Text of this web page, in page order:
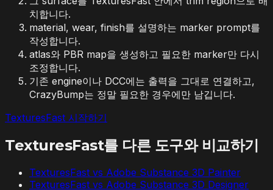
치합니다.
material, wear, finish를 설명하는 marker prompt를
작성합니다.
atlas와 PBR map을 생성하고 필요한 marker만 다시
조정합니다.
기존 engine이나 DCC에는 출력을 그대로 연결하고,
CrazyBump는 정말 필요한 경우에만 남깁니다.
TexturesFast 시작하기
TexturesFast를 다른 도구와 비교하기
TexturesFast vs Adobe Substance 3D Painter
TexturesFast vs Adobe Substance 3D Designer